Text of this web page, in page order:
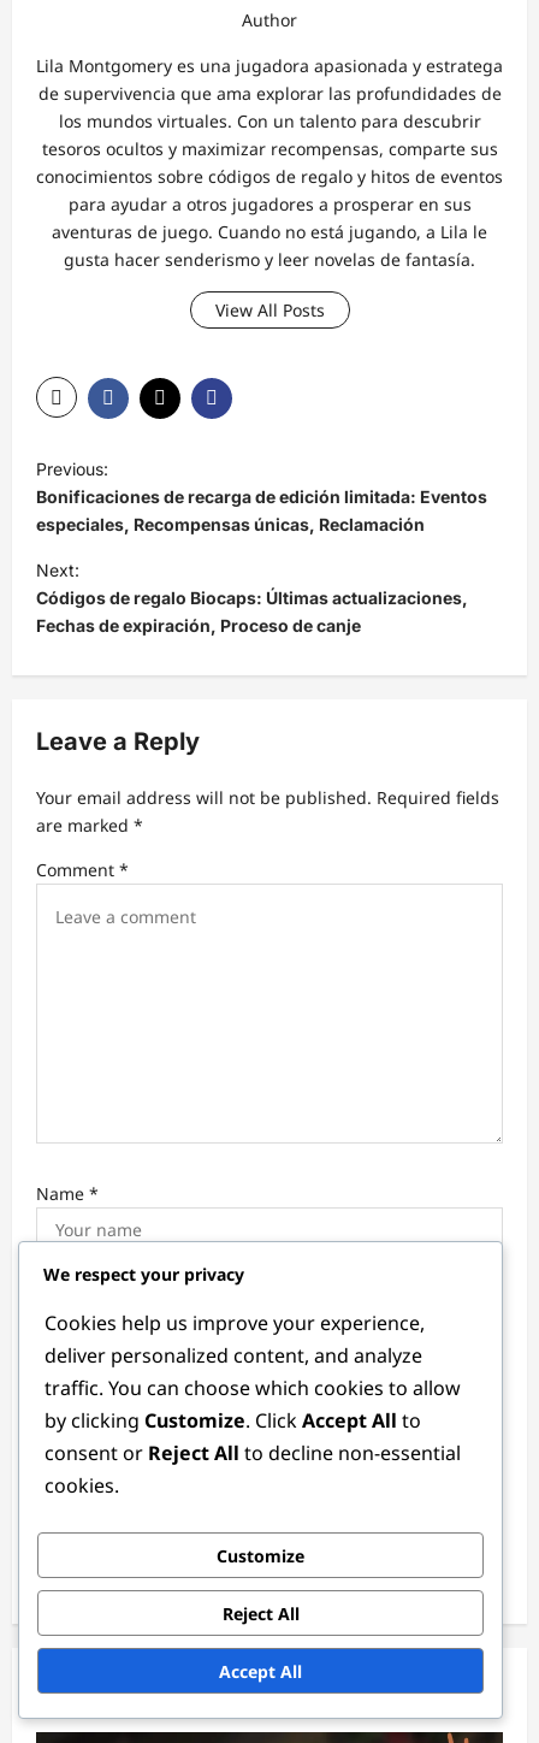
Author
Lila Montgomery es una jugadora apasionada y estratega
de supervivencia que ama explorar las profundidades de
los mundos virtuales. Con un talento para descubrir
tesoros ocultos y maximizar recompensas, comparte sus
conocimientos sobre códigos de regalo y hitos de eventos
para ayudar a otros jugadores a prosperar en sus
aventuras de juego. Cuando no está jugando, a Lila le
gusta hacer senderismo y leer novelas de fantasía.
View All Posts
o
s
t
n
a
v
g
a
t
i
Previous:
Bonificaciones de recarga de edición limitada: Eventos
especiales, Recompensas únicas, Reclamación
Next:
Códigos de regalo Biocaps: Últimas actualizaciones,
Fechas de expiración, Proceso de canje
Leave a Reply
Your email address will not be published. Required fields
are marked *
Comment *
Name *
Website
Save my name, email, and website in this browser for
Related Stories
We respect your privacy
Cookies help us improve your experience,
deliver personalized content, and analyze
traffic. You can choose which cookies to allow
by clicking Customize. ClickAccept All to
consent or Reject All to decline non-essential
cookies.
Customize
Reject All
Accept All